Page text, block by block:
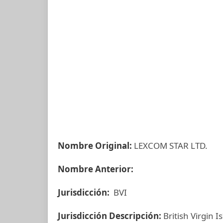
Nombre Original: LEXCOM STAR LTD.
Nombre Anterior:
Jurisdicción: BVI
Jurisdicción Descripción: British Virgin